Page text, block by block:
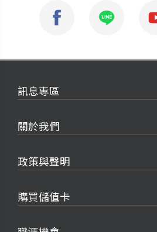
訊息專區
關於我們
政策與聲明
購買儲值卡